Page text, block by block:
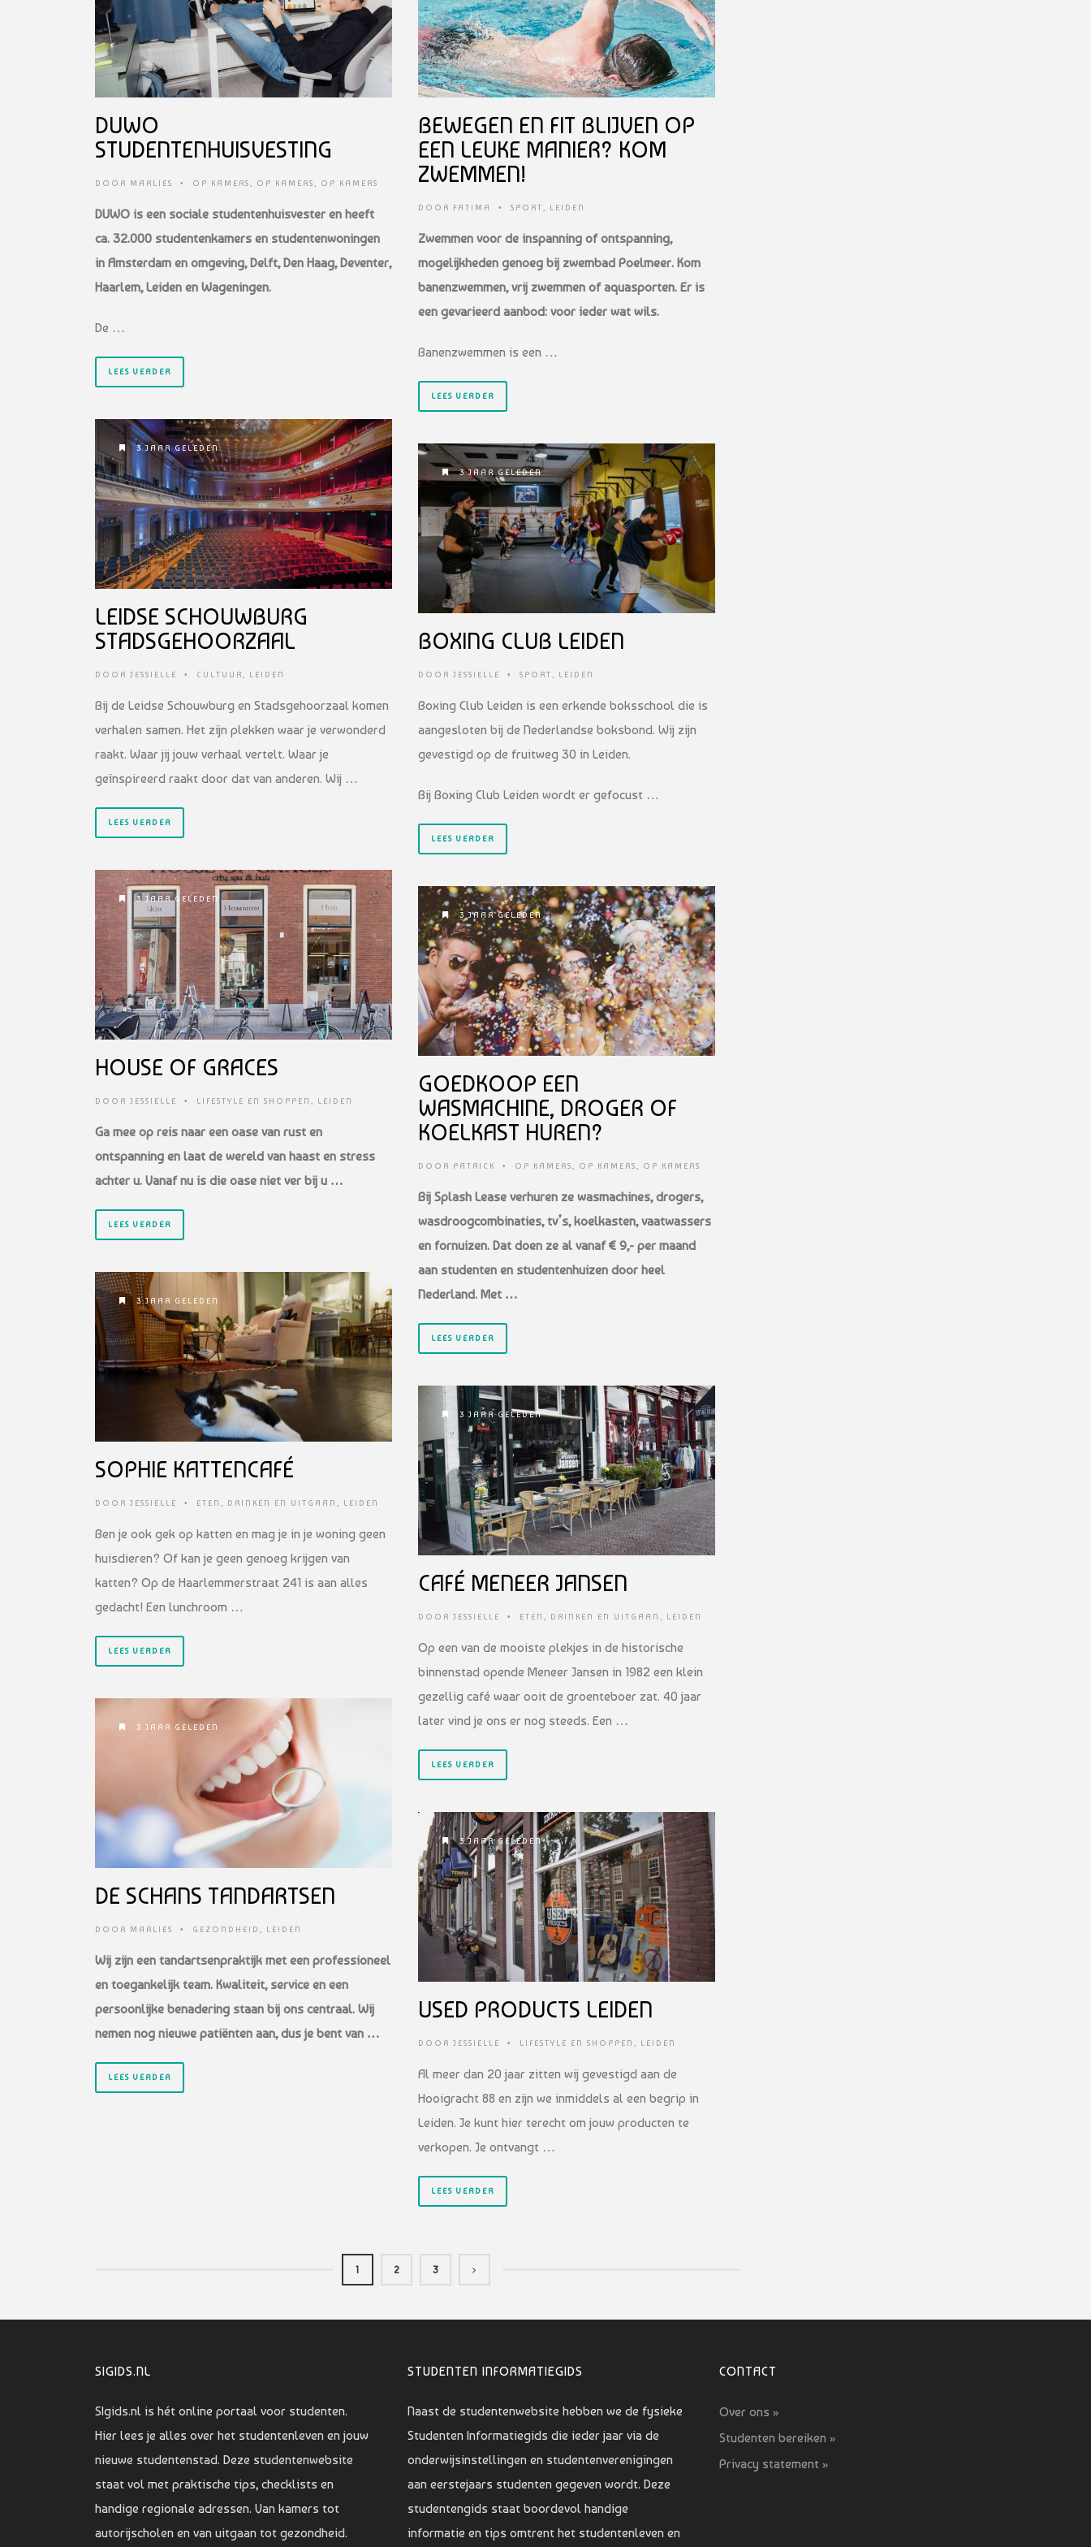
DUWO
STUDENTENHUISVESTING
DOOR MARLIES • OP KAMERS OP KAMERS OP KAMERS
DUWO is een sociale studentenhuisvester en heeft
ca. 32.000 studentenkamers en studentenwoningen
in Amsterdam en omgeving, Delft, Den Haag, Deventer,
Haarlem, Leiden en Wageningen.
De …
LEES VERDER
BEWEGEN EN FIT BLIJVEN OP
EEN LEUKE MANIER? KOM
ZWEMMEN!
DOOR FATIMA • SPORT LEIDEN
Zwemmen voor de inspanning of ontspanning,
mogelijkheden genoeg bij zwembad Poelmeer. Kom
banenzwemmen, vrij zwemmen of aquasporten. Er is
een gevarieerd aanbod: voor ieder wat wils.
Banenzwemmen is een …
LEES VERDER
3 JAAR GELEDEN
LEIDSE SCHOUWBURG
STADSGEHOORZAAL
DOOR JESSIELLE • CULTUUR LEIDEN
Bij de Leidse Schouwburg en Stadsgehoorzaal komen
verhalen samen. Het zijn plekken waar je verwonderd
raakt. Waar jij jouw verhaal vertelt. Waar je
geïnspireerd raakt door dat van anderen. Wij …
LEES VERDER
3 JAAR GELEDEN
BOXING CLUB LEIDEN
DOOR JESSIELLE • SPORT LEIDEN
Boxing Club Leiden is een erkende boksschool die is
aangesloten bij de Nederlandse boksbond. Wij zijn
gevestigd op de fruitweg 30 in Leiden.
Bij Boxing Club Leiden wordt er gefocust …
LEES VERDER
3 JAAR GELEDEN
HOUSE OF GRACES
DOOR JESSIELLE • LIFESTYLE EN SHOPPEN LEIDEN
Ga mee op reis naar een oase van rust en
ontspanning en laat de wereld van haast en stress
achter u. Vanaf nu is die oase niet ver bij u …
LEES VERDER
3 JAAR GELEDEN
GOEDKOOP EEN
WASMACHINE, DROGER OF
KOELKAST HUREN?
DOOR PATRICK • OP KAMERS OP KAMERS OP KAMERS
Bij Splash Lease verhuren ze wasmachines, drogers,
wasdroogcombinaties, tv’s, koelkasten, vaatwassers
en fornuizen. Dat doen ze al vanaf € 9,- per maand
aan studenten en studentenhuizen door heel
Nederland. Met …
LEES VERDER
3 JAAR GELEDEN
SOPHIE KATTENCAFÉ
DOOR JESSIELLE • ETEN, DRINKEN EN UITGAAN LEIDEN
Ben je ook gek op katten en mag je in je woning geen
huisdieren? Of kan je geen genoeg krijgen van
katten? Op de Haarlemmerstraat 241 is aan alles
gedacht! Een lunchroom …
LEES VERDER
3 JAAR GELEDEN
CAFÉ MENEER JANSEN
DOOR JESSIELLE • ETEN, DRINKEN EN UITGAAN LEIDEN
Op een van de mooiste plekjes in de historische
binnenstad opende Meneer Jansen in 1982 een klein
gezellig café waar ooit de groenteboer zat. 40 jaar
later vind je ons er nog steeds. Een …
LEES VERDER
3 JAAR GELEDEN
DE SCHANS TANDARTSEN
DOOR MARLIES • GEZONDHEID LEIDEN
Wij zijn een tandartsenpraktijk met een professioneel
en toegankelijk team. Kwaliteit, service en een
persoonlijke benadering staan bij ons centraal. Wij
nemen nog nieuwe patiënten aan, dus je bent van …
LEES VERDER
3 JAAR GELEDEN
USED PRODUCTS LEIDEN
DOOR JESSIELLE • LIFESTYLE EN SHOPPEN LEIDEN
Al meer dan 20 jaar zitten wij gevestigd aan de
Hooigracht 88 en zijn we inmiddels al een begrip in
Leiden. Je kunt hier terecht om jouw producten te
verkopen. Je ontvangt …
LEES VERDER
1 2 3
SIGIDS.NL
SIgids.nl is hét online portaal voor studenten.
Hier lees je alles over het studentenleven en jouw
nieuwe studentenstad. Deze studentenwebsite
staat vol met praktische tips, checklists en
handige regionale adressen. Van kamers tot
autorijscholen en van uitgaan tot gezondheid.
STUDENTEN INFORMATIEGIDS
Naast de studentenwebsite hebben we de fysieke
Studenten Informatiegids die ieder jaar via de
onderwijsinstellingen en studentenverenigingen
aan eerstejaars studenten gegeven wordt. Deze
studentengids staat boordevol handige
informatie en tips omtrent het studentenleven en
CONTACT
Over ons »
Studenten bereiken »
Privacy statement »